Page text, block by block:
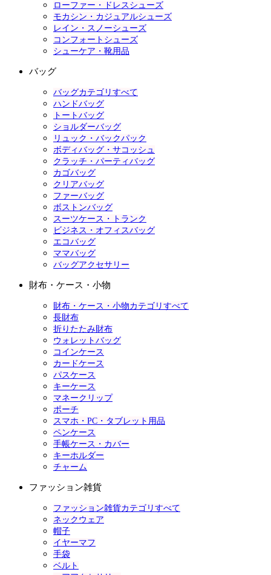
ローファー・ドレスシューズ
モカシン・カジュアルシューズ
レイン・スノーシューズ
コンフォートシューズ
シューケア・靴用品
バッグ
バッグカテゴリすべて
ハンドバッグ
トートバッグ
ショルダーバッグ
リュック・バックパック
ボディバッグ・サコッシュ
クラッチ・パーティバッグ
カゴバッグ
クリアバッグ
ファーバッグ
ボストンバッグ
スーツケース・トランク
ビジネス・オフィスバッグ
エコバッグ
ママバッグ
バッグアクセサリー
財布・ケース・小物
財布・ケース・小物カテゴリすべて
長財布
折りたたみ財布
ウォレットバッグ
コインケース
カードケース
パスケース
キーケース
マネークリップ
ポーチ
スマホ・PC・タブレット用品
ペンケース
手帳ケース・カバー
キーホルダー
チャーム
ファッション雑貨
ファッション雑貨カテゴリすべて
ネックウェア
帽子
イヤーマフ
手袋
ベルト